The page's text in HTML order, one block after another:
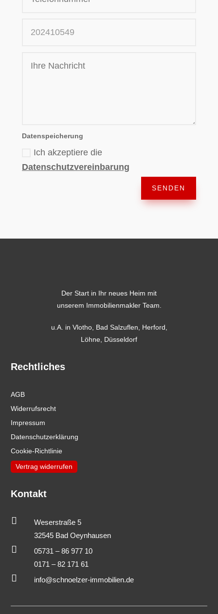
Datenspeicherung
Ich akzeptiere die
Datenschutzvereinbarung
SENDEN
Der Start in Ihr neues Heim mit
unserem Immobilienmakler Team.
u.A. in Vlotho, Bad Salzuflen, Herford,
Löhne, Düsseldorf
Rechtliches
AGB
Widerrufsrecht
Impressum
Datenschutzerklärung
Cookie-Richtlinie
Vertrag widerrufen
Kontakt

Weserstraße 5
32545 Bad Oeynhausen

05731 – 86 977 10
0171 – 82 171 61
 info@schnoelzer-immobilien.de